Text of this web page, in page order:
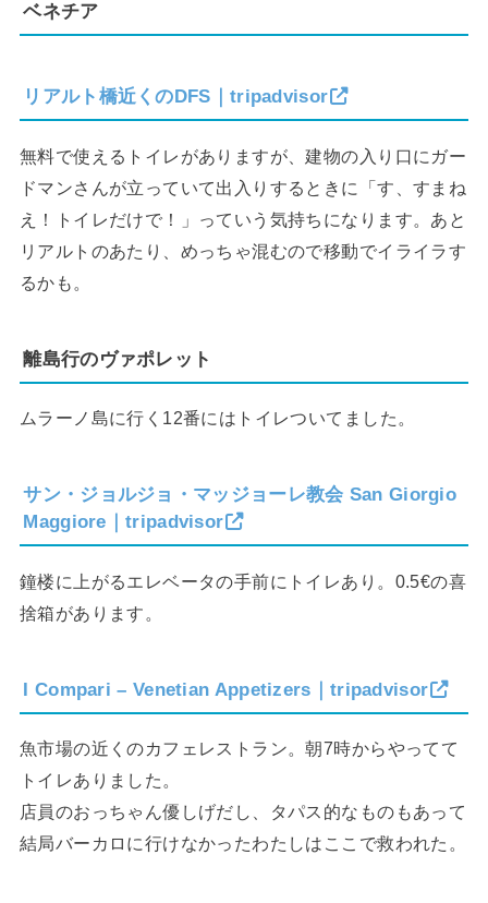
ベネチア
リアルト橋近くのDFS｜tripadvisor
無料で使えるトイレがありますが、建物の入り口にガー
ドマンさんが立っていて出入りするときに「す、すまね
え！トイレだけで！」っていう気持ちになります。あと
リアルトのあたり、めっちゃ混むので移動でイライラす
るかも。
離島行のヴァポレット
ムラーノ島に行く12番にはトイレついてました。
サン・ジョルジョ・マッジョーレ教会 San Giorgio
Maggiore｜tripadvisor
鐘楼に上がるエレベータの手前にトイレあり。0.5€の喜
捨箱があります。
I Compari – Venetian Appetizers｜tripadvisor
魚市場の近くのカフェレストラン。朝7時からやってて
トイレありました。
店員のおっちゃん優しげだし、タパス的なものもあって
結局バーカロに行けなかったわたしはここで救われた。